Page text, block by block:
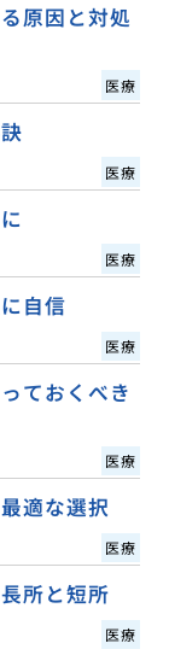
原因と対処
医療
医療
医療
自信
医療
ておくべき
医療
適な選択
医療
所と短所
医療